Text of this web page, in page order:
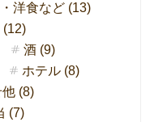
洋食など (13)
(12)
酒 (9)
ホテル (8)
(8)
(7)